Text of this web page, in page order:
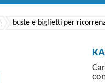
buste e biglietti per